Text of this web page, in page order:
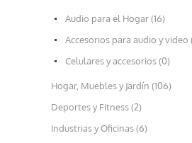
Audio para el Hogar (16)
Accesorios para audio y video
Celulares y accesorios (0)
Hogar, Muebles y Jardín (106)
Deportes y Fitness (2)
Industrias y Oficinas (6)